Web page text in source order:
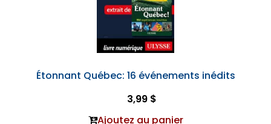
Étonnant Québec: 16 événements inédits
3,99 $
Ajoutez au panier